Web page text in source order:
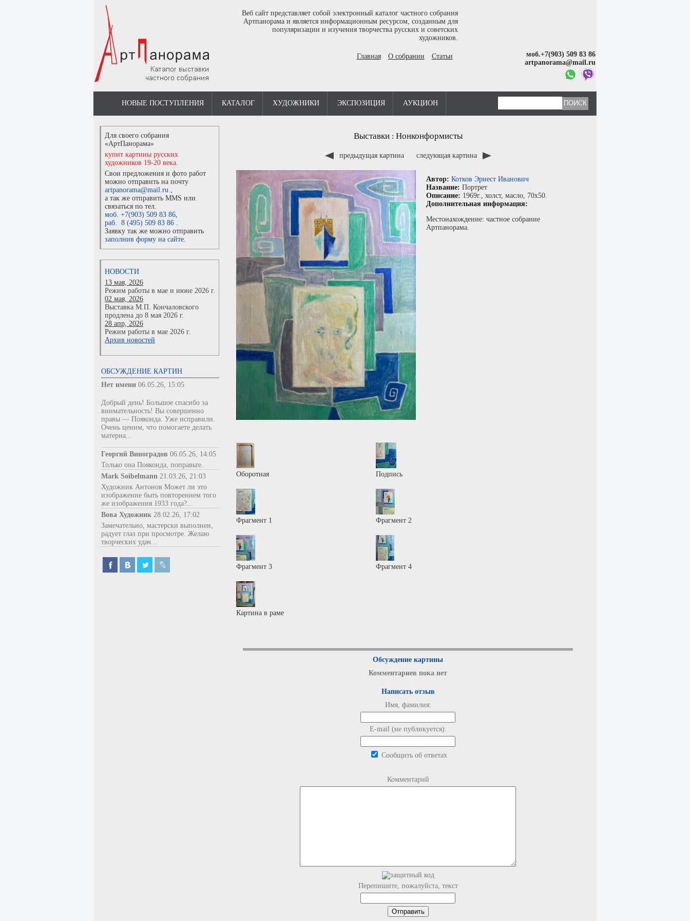
Веб сайт представляет собой электронный каталог частного собрания
Артпанорама и является информационным ресурсом, созданным для
популяризации и изучения творчества русских и советских
художников.
Главная О собрании Статьи
моб.+7(903) 509 83 86
artpanorama@mail.ru
НОВЫЕ ПОСТУПЛЕНИЯ КАТАЛОГ ХУДОЖНИКИ ЭКСПОЗИЦИЯ АУКЦИОН
Для своего собрания
«АртПанорама»
купит картины русских
художников 19-20 века.
Свои предложения и фото работ
можно отправить на почту
artpanorama@mail.ru ,
а так же отправить MMS или
связаться по тел.
моб. +7(903) 509 83 86,
раб. 8 (495) 509 83 86 .
Заявку так же можно отправить
заполнив форму на сайте.
НОВОСТИ
13 мая, 2026
Режим работы в мае и июне 2026 г.
02 мая, 2026
Выставка М.П. Кончаловского
продлена до 8 мая 2026 г.
28 апр, 2026
Режим работы в мае 2026 г.
Архив новостей
ОБСУЖДЕНИЕ КАРТИН
Нет имени 06.05.26, 15:05
Добрый день! Большое спасибо за
внимательность! Вы совершенно
правы — Пояконда. Уже исправили.
Очень ценим, что помогаете делать
материа...
Георгий Виноградов 06.05.26, 14:05
Только она Пояконда, поправьте.
Mark Soibelmann 21.03.26, 21:03
Художник Антонов Может ли это
изображение быть повторением того
же изображения 1933 года?...
Вова Художник 28.02.26, 17:02
Замечательно, мастерски выполнен,
радует глаз при просмотре. Желаю
творческих удач...
Выставки: Нонконформисты
предыдущая картина следующая картина
Автор: Котков Эрнест Иванович
Название: Портрет
Описание: 1969г., холст, масло, 70x50.
Дополнительная информация:
Местонахождение: частное собрание
Артпанорама.
Оборотная Подпись
Фрагмент 1 Фрагмент 2
Фрагмент 3 Фрагмент 4
Картина в раме
Обсуждение картины
Комментариев пока нет
Написать отзыв
Имя, фамилия:
E-mail (не публикуется):
Сообщить об ответах
Комментарий
Перепишите, пожалуйста, текст